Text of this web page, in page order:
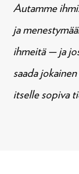
Autamme
ja
ihmeitä — ja
saada
itselle sopiva